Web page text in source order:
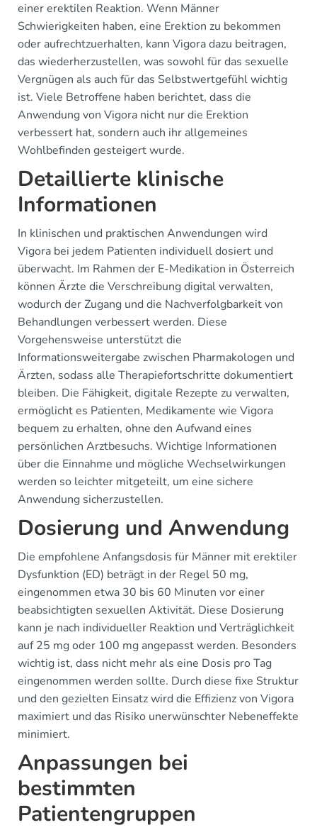
einer erektilen Reaktion. Wenn Männer
Schwierigkeiten haben, eine Erektion zu bekommen
oder aufrechtzuerhalten, kann Vigora dazu beitragen,
das wiederherzustellen, was sowohl für das sexuelle
Vergnügen als auch für das Selbstwertgefühl wichtig
ist. Viele Betroffene haben berichtet, dass die
Anwendung von Vigora nicht nur die Erektion
verbessert hat, sondern auch ihr allgemeines
Wohlbefinden gesteigert wurde.
Detaillierte klinische
Informationen
In klinischen und praktischen Anwendungen wird
Vigora bei jedem Patienten individuell dosiert und
überwacht. Im Rahmen der E-Medikation in Österreich
können Ärzte die Verschreibung digital verwalten,
wodurch der Zugang und die Nachverfolgbarkeit von
Behandlungen verbessert werden. Diese
Vorgehensweise unterstützt die
Informationsweitergabe zwischen Pharmakologen und
Ärzten, sodass alle Therapiefortschritte dokumentiert
bleiben. Die Fähigkeit, digitale Rezepte zu verwalten,
ermöglicht es Patienten, Medikamente wie Vigora
bequem zu erhalten, ohne den Aufwand eines
persönlichen Arztbesuchs. Wichtige Informationen
über die Einnahme und mögliche Wechselwirkungen
werden so leichter mitgeteilt, um eine sichere
Anwendung sicherzustellen.
Dosierung und Anwendung
Die empfohlene Anfangsdosis für Männer mit erektiler
Dysfunktion (ED) beträgt in der Regel 50 mg,
eingenommen etwa 30 bis 60 Minuten vor einer
beabsichtigten sexuellen Aktivität. Diese Dosierung
kann je nach individueller Reaktion und Verträglichkeit
auf 25 mg oder 100 mg angepasst werden. Besonders
wichtig ist, dass nicht mehr als eine Dosis pro Tag
eingenommen werden sollte. Durch diese fixe Struktur
und den gezielten Einsatz wird die Effizienz von Vigora
maximiert und das Risiko unerwünschter Nebeneffekte
minimiert.
Anpassungen bei
bestimmten
Patientengruppen